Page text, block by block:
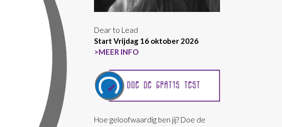
Dear to Lead
Start Vrijdag 16 oktober 2026
>MEER INFO
Hoe geloofwaardig ben jij? Doe de